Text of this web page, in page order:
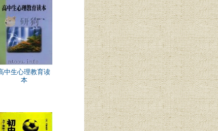
中生心理教育读
本